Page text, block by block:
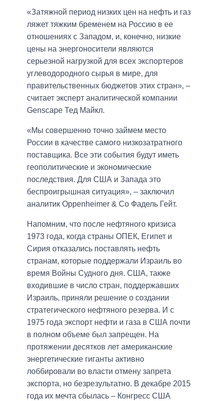
«Затяжной период низких цен на нефть и газ
ляжет тяжким бременем на Россию в ее
отношениях с Западом, и, конечно, низкие
цены на энергоносители являются
серьезной нагрузкой для всех экспортеров
углеводородного сырья в мире, для
правительственных бюджетов этих стран», –
считает эксперт аналитической компании
Genscape Тед Майкл.
«Мы совершенно точно займем место
России в качестве самого низкозатратного
поставщика. Все эти события будут иметь
геополитические и экономические
последствия. Для США и Запада это
беспроигрышная ситуация», – заключил
аналитик Oppenheimer & Co Фадель Гейт.
Напомним, что после нефтяного кризиса
1973 года, когда страны ОПЕК, Египет и
Сирия отказались поставлять нефть
странам, которые поддержали Израиль во
время Войны Судного дня. США, также
входившие в число стран, поддержавших
Израиль, приняли решение о создании
стратегического нефтяного резерва. И с
1975 года экспорт нефти и газа в США почти
в полном объеме был запрещен. На
протяжении десятков лет американские
энергетические гиганты активно
лоббировали во власти отмену запрета
экспорта, но безрезультатно. В декабре 2015
года их мечта сбылась – Конгресс США